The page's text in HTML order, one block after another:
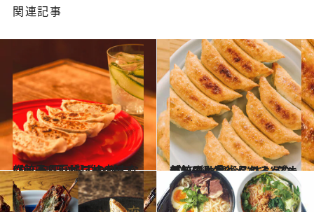
関連記事
2020.6.15
【餃子レシピ】サバ缶で作る 包丁いらずの刻まない餃子＆夏サワー
グルメ 2017.12.16
何皿でも食べられる“スーパーB級グルメ” キングオブ餃子は芸術品のような美しさ
グルメ